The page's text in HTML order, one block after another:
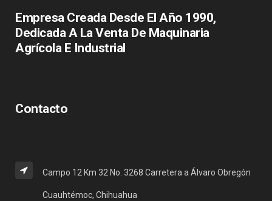
Empresa Creada Desde El Año 1990,
Dedicada A La Venta De Maquinaria
Agrícola E Industrial
Contacto
Campo 12 Km 32 No. 3268 Carretera a Álvaro Obregón
Cuauhtémoc, Chihuahua